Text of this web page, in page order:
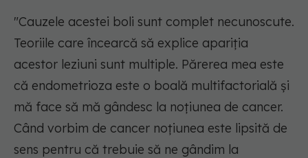
"Cauzele acestei boli sunt complet necunoscute.
Teoriile care încearcă să explice apariția
acestor leziuni sunt multiple. Părerea mea este
că endometrioza este o boală multifactorială și
mă face să mă gândesc la noțiunea de cancer.
Când vorbim de cancer noțiunea este lipsită de
sens pentru că trebuie să ne gândim la